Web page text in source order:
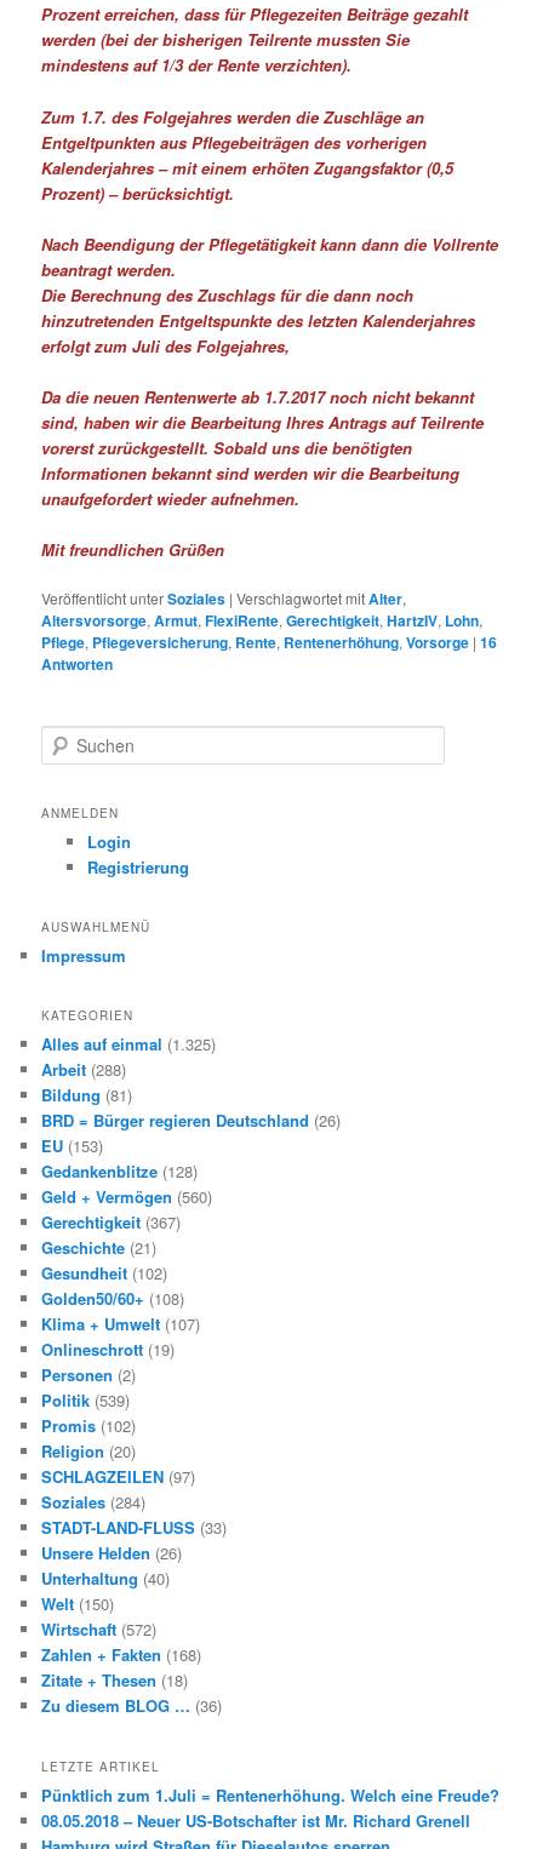
Prozent erreichen, dass für Pflegezeiten Beiträge gezahlt
werden (bei der bisherigen Teilrente mussten Sie
mindestens auf 1/3 der Rente verzichten).
Zum 1.7. des Folgejahres werden die Zuschläge an
Entgeltpunkten aus Pflegebeiträgen des vorherigen
Kalenderjahres – mit einem erhöten Zugangsfaktor (0,5
Prozent) – berücksichtigt.
Nach Beendigung der Pflegetätigkeit kann dann die Vollrente
beantragt werden.
Die Berechnung des Zuschlags für die dann noch
hinzutretenden Entgeltspunkte des letzten Kalenderjahres
erfolgt zum Juli des Folgejahres,
Da die neuen Rentenwerte ab 1.7.2017 noch nicht bekannt
sind, haben wir die Bearbeitung Ihres Antrags auf Teilrente
vorerst zurückgestellt. Sobald uns die benötigten
Informationen bekannt sind werden wir die Bearbeitung
unaufgefordert wieder aufnehmen.
Mit freundlichen Grüßen
Veröffentlicht unterSoziales |Verschlagwortet mitAlter,
Altersvorsorge,Armut,FlexiRente,Gerechtigkeit,HartzIV, Lohn,
Pflege, Pflegeversicherung, Rente, Rentenerhöhung,Vorsorge |16
Antworten
u
h
ANMELDEN
Login
Registrierung
AUSWAHLMENÜ
Impressum
KATEGORIEN
Alles auf einmal (1.325)
Arbeit (288)
Bildung (81)
BRD = Bürger regieren Deutschland (26)
EU (153)
Gedankenblitze (128)
Geld + Vermögen (560)
Gerechtigkeit (367)
Geschichte (21)
Gesundheit (102)
Golden50/60+ (108)
Klima + Umwelt (107)
Onlineschrott (19)
Personen (2)
Politik (539)
Promis (102)
Religion (20)
SCHLAGZEILEN (97)
Soziales (284)
STADT-LAND-FLUSS (33)
Unsere Helden (26)
Unterhaltung (40)
Welt (150)
Wirtschaft (572)
Zahlen + Fakten (168)
Zitate + Thesen (18)
Zu diesem BLOG … (36)
LETZTE ARTIKEL
Pünktlich zum 1.Juli = Rentenerhöhung. Welch eine Freude?
08.05.2018 – Neuer US-Botschafter ist Mr. Richard Grenell